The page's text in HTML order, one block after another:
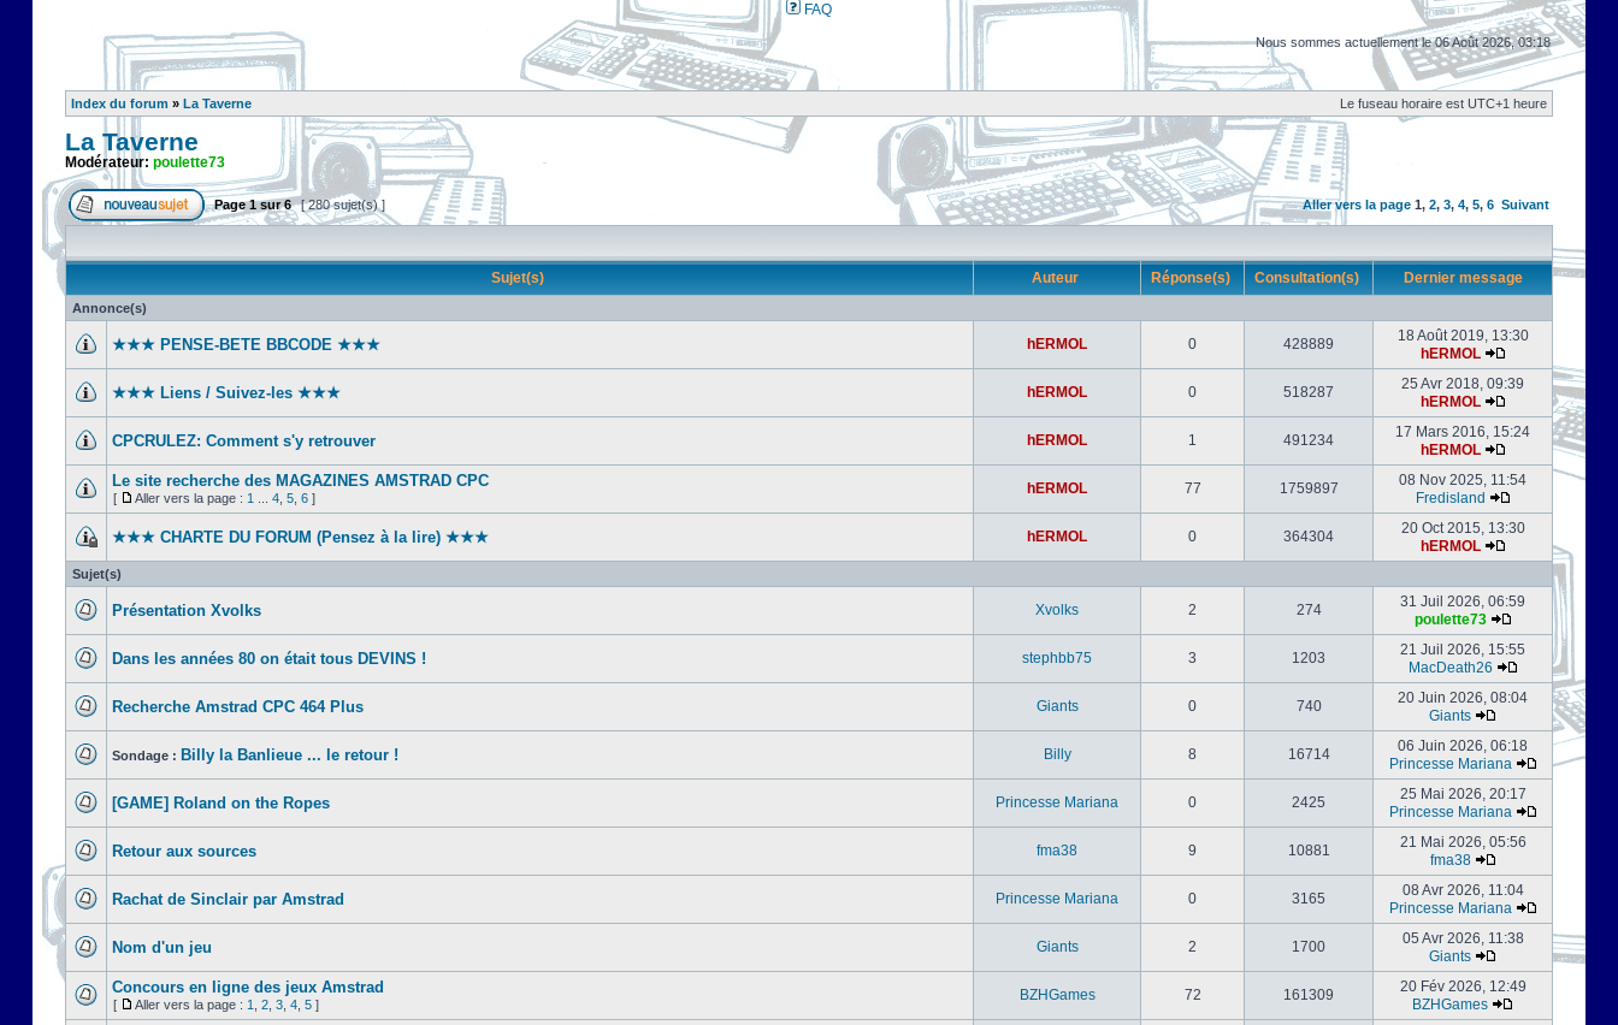
FAQ
Nous sommes actuellement le 06 Août 2026, 03:18
Index du forum » La Taverne Le fuseau horaire est UTC+1 heure
La Taverne
Modérateur: poulette73
Page1sur6 [ 280 sujet(s) ] Aller vers la page 1, 2, 3, 4, 5, 6 Suivant
Sujet(s) Auteur Réponse(s) Consultation(s) Dernier message
Annonce(s)
★★★ PENSE-BETE BBCODE ★★★ hERMOL 0 428889
18 Août 2019, 13:30
hERMOL
★★★ Liens / Suivez-les ★★★ hERMOL 0 518287
25 Avr 2018, 09:39
hERMOL
CPCRULEZ: Comment s'y retrouver‎ hERMOL 1 491234
17 Mars 2016, 15:24
hERMOL
Le site recherche des MAGAZINES AMSTRAD CPC
[ Aller vers la page : 1 4 5 6 ]
hERMOL 77 1759897
08 Nov 2025, 11:54
Fredisland
★★★ CHARTE DU FORUM (Pensez à la lire) ★★★ hERMOL 0 364304
20 Oct 2015, 13:30
hERMOL
Sujet(s)
Présentation Xvolks Xvolks 2 274
31 Juil 2026, 06:59
poulette73
Dans les années 80 on était tous DEVINS ! stephbb75 3 1203
21 Juil 2026, 15:55
MacDeath26
Recherche Amstrad CPC 464 Plus Giants 0 740
20 Juin 2026, 08:04
Giants
Sondage : Billy la Banlieue ... le retour ! Billy 8 16714
06 Juin 2026, 06:18
Princesse Mariana
[GAME] Roland on the Ropes Princesse Mariana 0 2425
25 Mai 2026, 20:17
Princesse Mariana
Retour aux sources fma38 9 10881
21 Mai 2026, 05:56
fma38
Rachat de Sinclair par Amstrad Princesse Mariana 0 3165
08 Avr 2026, 11:04
Princesse Mariana
Nom d'un jeu Giants 2 1700
05 Avr 2026, 11:38
Giants
Concours en ligne des jeux Amstrad
[ Aller vers la page : 1 2 3 4 5 ]
BZHGames 72 161309
20 Fév 2026, 12:49
BZHGames